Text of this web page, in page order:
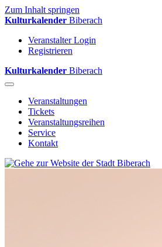
Zum Inhalt springen
Kulturkalender Biberach
Veranstalter Login
Registrieren
Kulturkalender Biberach
Veranstaltungen
Tickets
Veranstaltungsreihen
Service
Kontakt